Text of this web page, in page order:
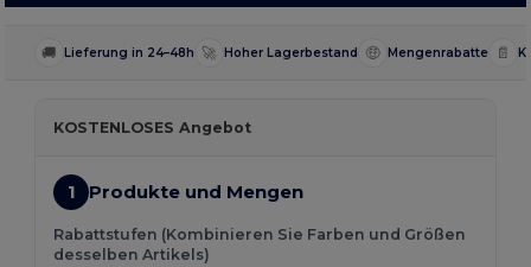
🚚 Lieferung in 24–48h 🚀 Hoher Lagerbestand 🤑 Mengenrabatte 📄
KOSTENLOSES Angebot
1 Produkte und Mengen
Rabattstufen (Kombinieren Sie Farben und Größen
desselben Artikels)